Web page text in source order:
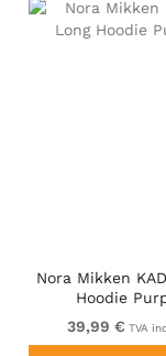
Nora Mikken
Hoodie
39,99 € TVA